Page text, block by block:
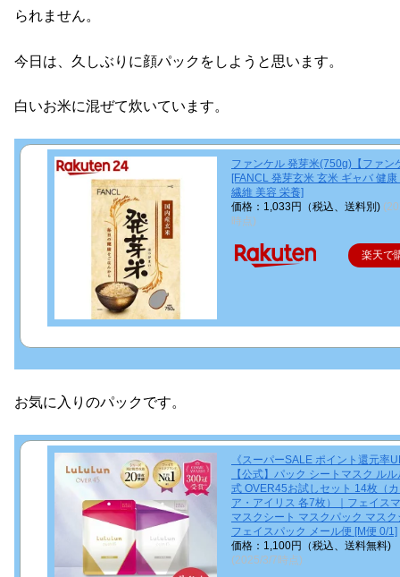
られません。
今日は、久しぶりに顔パックをしようと思います。
白いお米に混ぜて炊いています。
ファンケル 発芽米(750g)【ファン
[FANCL 発芽玄米 玄米 ギャバ 健康
繊維 美容 栄養]
価格：1,033円（税込、送料別)
時点)
楽天で
お気に入りのパックです。
《スーパーSALE ポイント還元率
【公式】パック シートマスク ル
式 OVER45お試しセット 14枚（
ア・アイリス 各7枚）｜フェイス
マスクシート マスクパック マスク
フェイスパック メール便 [M便 0/1]
価格：1,100円（税込、送料無料)
(2025/3/7時点)